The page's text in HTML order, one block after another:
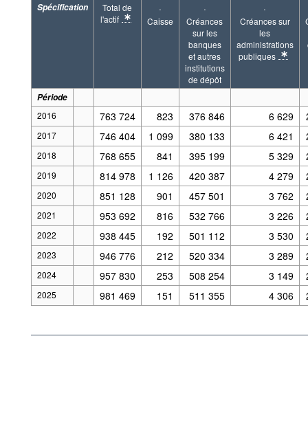
Spécification
Total de
l'actif
* Note specification 2: Situation en fin de période.
·
Caisse
·
Créances
sur les
banques
et autres
institutions
de dépôt
·
Créances sur
les
administrations
publiques
* Note
Période
2016
763 724 823 376 846 6 629
2017 746 404 1 099 380 133 6 421
2018 768 655 841 395 199 5 329
2019 814 978 1 126 420 387 4 279
2020 851 128 901 457 501 3 762
2021 953 692 816 532 766 3 226
2022 938 445 192 501 112 3 530
2023 946 776 212 520 334 3 289
2024 957 830 253 508 254 3 149
2025 981 469 151 511 355 4 306